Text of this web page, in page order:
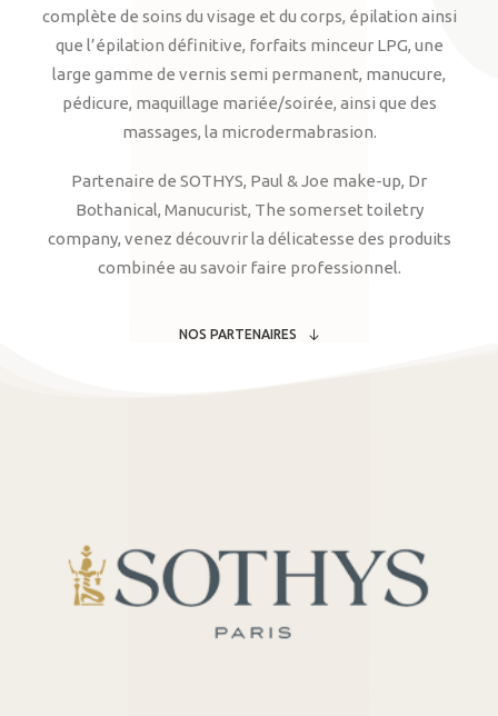
complète de soins du visage et du corps, épilation ainsi
que l’épilation définitive, forfaits minceur LPG, une
large gamme de vernis semi permanent, manucure,
pédicure, maquillage mariée/soirée, ainsi que des
massages, la microdermabrasion.
Partenaire de SOTHYS, Paul & Joe make-up, Dr
Bothanical, Manucurist, The somerset toiletry
company, venez découvrir la délicatesse des produits
combinée au savoir faire professionnel.
NOS PARTENAIRES